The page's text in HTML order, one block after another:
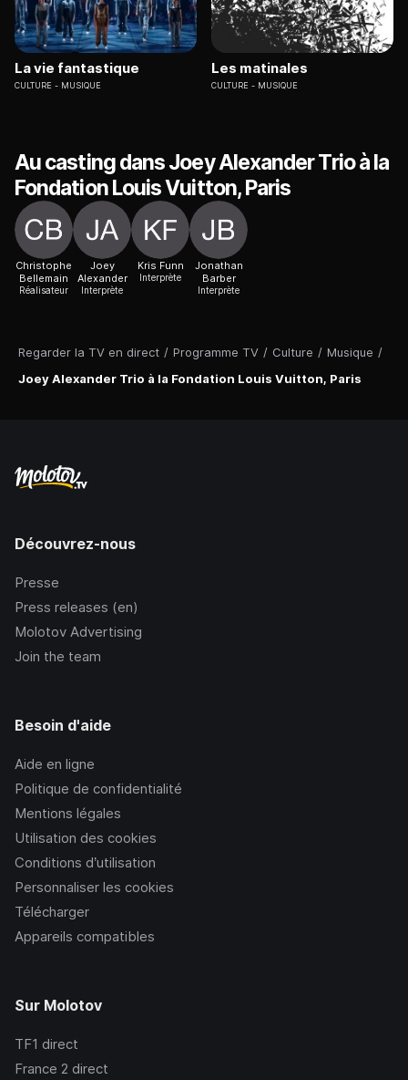
Regarder la TV en direct / Programme TV / Culture / Musique /
Joey Alexander Trio à la Fondation Louis Vuitton, Paris
La vie fantastique
CULTURE MUSIQUE
Les matinales
CULTURE MUSIQUE
Au casting dans Joey Alexander Trio à la
Fondation Louis Vuitton, Paris
Christophe
Bellemain
Réalisateur
Joey
Alexander
Interprète
Kris Funn
Interprète
Jonathan
Barber
Interprète
Découvrez-nous
Presse
Press releases (en)
Molotov Advertising
Join the team
Besoin d'aide
Aide en ligne
Politique de confidentialité
Mentions légales
Utilisation des cookies
Conditions d’utilisation
Personnaliser les cookies
Télécharger
Appareils compatibles
Sur Molotov
TF1 direct
France 2 direct